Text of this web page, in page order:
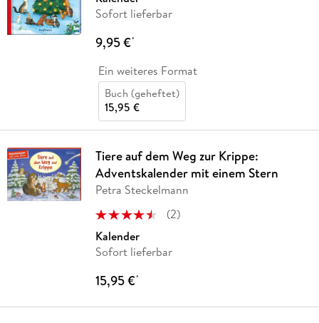
Sofort lieferbar
9,95 €*
Ein weiteres Format
Buch (geheftet)
15,95 €
Tiere auf dem Weg zur Krippe:
Adventskalender mit einem Stern
Petra Steckelmann
(2)
Kalender
Sofort lieferbar
15,95 €*